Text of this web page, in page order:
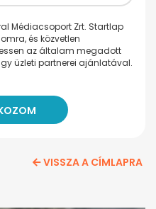
Médiacsoport Zrt. Startlap
és közvetlen
az általam megadott
üzleti partnerei ajánlatával.
VISSZA A CÍMLAPRA